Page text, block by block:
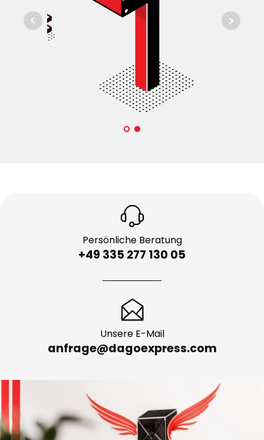
Persönliche Beratung
+49 335 277 130 05
Unsere E-Mail
anfrage@dagoexpress.com